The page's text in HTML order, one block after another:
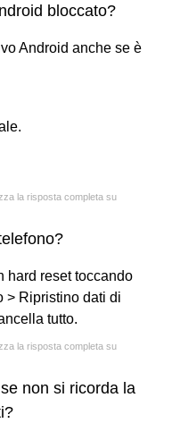
bloccato?
Android anche se è
la risposta completa su
hard reset toccando
> Ripristino dati di
tutto.
la risposta completa su
non si ricorda la